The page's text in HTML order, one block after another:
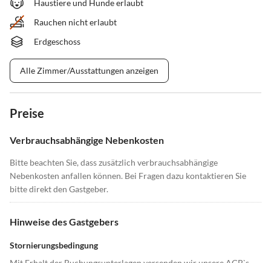
Haustiere und Hunde erlaubt
Rauchen nicht erlaubt
Erdgeschoss
Alle Zimmer/Ausstattungen anzeigen
Preise
Verbrauchsabhängige Nebenkosten
Bitte beachten Sie, dass zusätzlich verbrauchsabhängige
Nebenkosten anfallen können. Bei Fragen dazu kontaktieren Sie
bitte direkt den Gastgeber.
Hinweise des Gastgebers
Stornierungsbedingung